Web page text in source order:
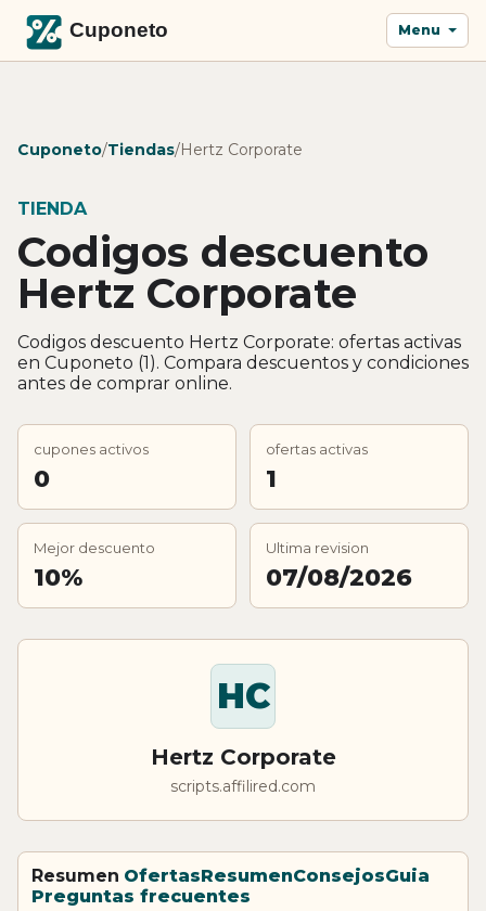
Menu
Cuponeto/Tiendas/Hertz Corporate
TIENDA
Codigos descuento
Hertz Corporate
Codigos descuento Hertz Corporate: ofertas activas
en Cuponeto (1). Compara descuentos y condiciones
antes de comprar online.
cupones activos
0
ofertas activas
1
Mejor descuento
10%
Ultima revision
07/08/2026
HC
Hertz Corporate
scripts.affilired.com
Resumen OfertasResumenConsejosGuia
Preguntas frecuentes